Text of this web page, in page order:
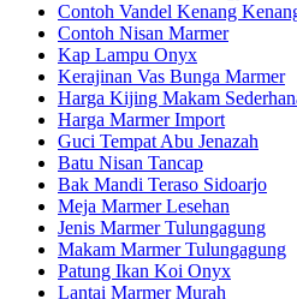
Contoh Vandel Kenang
Contoh Nisan Marmer
Kap Lampu Onyx
Kerajinan Vas Bunga Marmer
Harga Kijing Makam
Harga Marmer Import
Guci Tempat Abu Jenazah
Batu Nisan Tancap
Bak Mandi Teraso Sidoarjo
Meja Marmer Lesehan
Jenis Marmer Tulungagung
Makam Marmer Tulungagung
Patung Ikan Koi Onyx
Lantai Marmer Murah